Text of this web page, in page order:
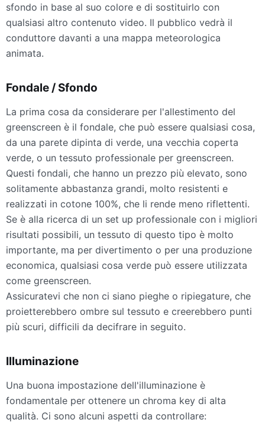
sfondo in base al suo colore e di sostituirlo con
qualsiasi altro contenuto video. Il pubblico vedrà il
conduttore davanti a una mappa meteorologica
animata.
Fondale / Sfondo
La prima cosa da considerare per l'allestimento del
greenscreen è il fondale, che può essere qualsiasi cosa,
da una parete dipinta di verde, una vecchia coperta
verde, o un tessuto professionale per greenscreen.
Questi fondali, che hanno un prezzo più elevato, sono
solitamente abbastanza grandi, molto resistenti e
realizzati in cotone 100%, che li rende meno riflettenti.
Se è alla ricerca di un set up professionale con i migliori
risultati possibili, un tessuto di questo tipo è molto
importante, ma per divertimento o per una produzione
economica, qualsiasi cosa verde può essere utilizzata
come greenscreen.
Assicuratevi che non ci siano pieghe o ripiegature, che
proietterebbero ombre sul tessuto e creerebbero punti
più scuri, difficili da decifrare in seguito.
Illuminazione
Una buona impostazione dell'illuminazione è
fondamentale per ottenere un chroma key di alta
qualità. Ci sono alcuni aspetti da controllare: